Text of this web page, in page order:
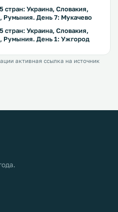
стран: Украина, Словакия,
Румыния. День 7: Мукачево
стран: Украина, Словакия,
Румыния. День 1: Ужгород
активная ссылка на источник